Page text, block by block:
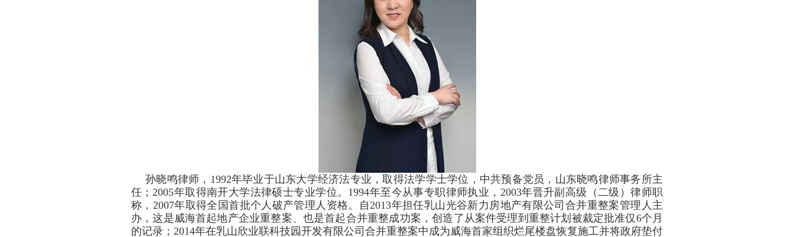
孙晓鸣律师，1992年毕业于山东大学经济法专业，取得法学学士学位，中共预备党员，山东晓鸣律师事务所主
任；2005年取得南开大学法律硕士专业学位。1994年至今从事专职律师执业，2003年晋升副高级（二级）律师职
称，2007年取得全国首批个人破产管理人资格。自2013年担任乳山光谷新力房地产有限公司合并重整案管理人主
办，这是威海首起地产企业重整案、也是首起合并重整成功案，创造了从案件受理到重整计划被裁定批准仅6个月
的记录；2014年在乳山欣业联科技园开发有限公司合并重整案中成为威海首家组织烂尾楼盘恢复施工并将政府垫付